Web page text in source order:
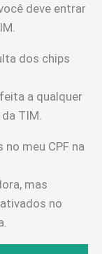
deve entrar
dos chips
a qualquer
TIM.
meu CPF na
mas
no